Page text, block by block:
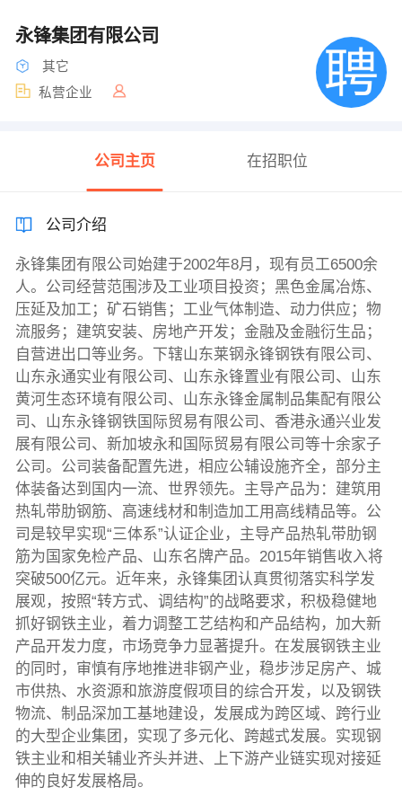
永锋集团有限公司
其它
私营企业
公司主页 在招职位
公司介绍
永锋集团有限公司始建于2002年8月，现有员工6500余
人。公司经营范围涉及工业项目投资；黑色金属冶炼、
压延及加工；矿石销售；工业气体制造、动力供应；物
流服务；建筑安装、房地产开发；金融及金融衍生品；
自营进出口等业务。下辖山东莱钢永锋钢铁有限公司、
山东永通实业有限公司、山东永锋置业有限公司、山东
黄河生态环境有限公司、山东永锋金属制品集配有限公
司、山东永锋钢铁国际贸易有限公司、香港永通兴业发
展有限公司、新加坡永和国际贸易有限公司等十余家子
公司。公司装备配置先进，相应公辅设施齐全，部分主
体装备达到国内一流、世界领先。主导产品为：建筑用
热轧带肋钢筋、高速线材和制造加工用高线精品等。公
司是较早实现“三体系”认证企业，主导产品热轧带肋钢
筋为国家免检产品、山东名牌产品。2015年销售收入将
突破500亿元。近年来，永锋集团认真贯彻落实科学发
展观，按照“转方式、调结构”的战略要求，积极稳健地
抓好钢铁主业，着力调整工艺结构和产品结构，加大新
产品开发力度，市场竞争力显著提升。在发展钢铁主业
的同时，审慎有序地推进非钢产业，稳步涉足房产、城
市供热、水资源和旅游度假项目的综合开发，以及钢铁
物流、制品深加工基地建设，发展成为跨区域、跨行业
的大型企业集团，实现了多元化、跨越式发展。实现钢
铁主业和相关辅业齐头并进、上下游产业链实现对接延
伸的良好发展格局。